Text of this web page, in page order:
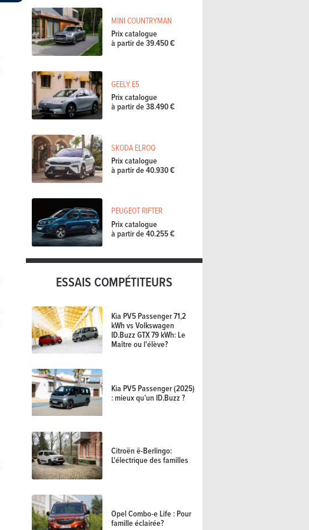
MINI COUNTRYMAN
Prix catalogue
à partir de 39.450 €
GEELY E5
Prix catalogue
à partir de 38.490 €
SKODA ELROQ
Prix catalogue
à partir de 40.930 €
PEUGEOT RIFTER
Prix catalogue
à partir de 40.255 €
ESSAIS COMPÉTITEURS
Kia PV5 Passenger 71,2
kWh vs Volkswagen
ID.Buzz GTX 79 kWh: Le
Maître ou l'élève?
Kia PV5 Passenger (2025)
: mieux qu’un ID.Buzz ?
Citroën ë-Berlingo:
L'électrique des familles
Opel Combo-e Life : Pour
famille éclairée?